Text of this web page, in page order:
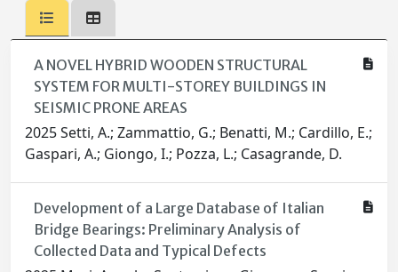
A NOVEL HYBRID WOODEN STRUCTURAL
SYSTEM FOR MULTI-STOREY BUILDINGS IN
SEISMIC PRONE AREAS
2025 Setti, A.; Zammattio, G.; Benatti, M.; Cardillo, E.;
Gaspari, A.; Giongo, I.; Pozza, L.; Casagrande, D.
Development of a Large Database of Italian
Bridge Bearings: Preliminary Analysis of
Collected Data and Typical Defects